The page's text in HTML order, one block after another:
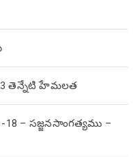
తెన్నేటి హేమలత
– సజ్జనసాంగత్యము –